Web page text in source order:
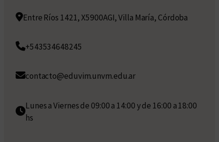
Entre Ríos 1421, X5900AGI, Villa María, Córdoba
+543534648245
contacto@eduvim.unvm.edu.ar
Lunes a Viernes de 09:00 a 14:00 y de 16:00 a 18:00
hs